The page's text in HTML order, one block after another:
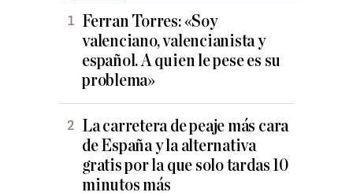
Ferran Torres: «Soy
valenciano, valencianista y
español. A quien le pese es su
problema»
La carretera de peaje más cara
de España y la alternativa
gratis por la que solo tardas 10
minutos más